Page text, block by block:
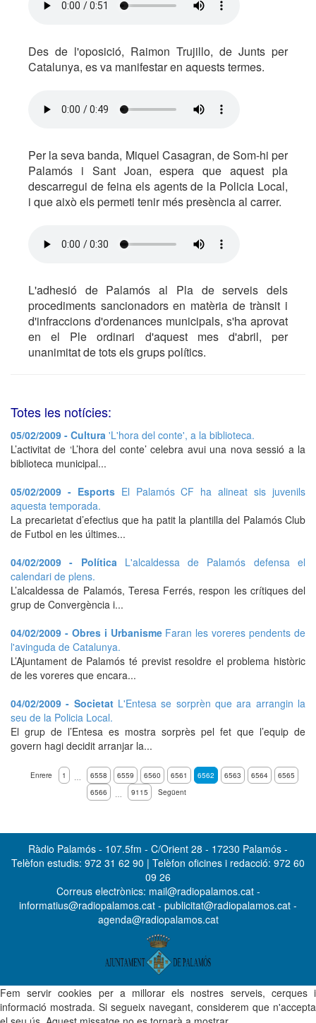
Des de l'oposició, Raimon Trujillo, de Junts per
Catalunya, es va manifestar en aquests termes.
Per la seva banda, Miquel Casagran, de Som-hi per
Palamós i Sant Joan, espera que aquest pla
descarregui de feina els agents de la Policia Local,
i que això els permeti tenir més presència al carrer.
L'adhesió de Palamós al Pla de serveis dels
procediments sancionadors en matèria de trànsit i
d'infraccions d'ordenances municipals, s'ha aprovat
en el Ple ordinari d'aquest mes d'abril, per
unanimitat de tots els grups polítics.
Totes les notícies:
05/02/2009 - Cultura 'L'hora del conte', a la biblioteca.
L’activitat de ‘L’hora del conte’ celebra avui una nova sessió a la
biblioteca municipal...
05/02/2009 - Esports El Palamós CF ha alineat sis juvenils
aquesta temporada.
La precarietat d’efectius que ha patit la plantilla del Palamós Club
de Futbol en les últimes...
04/02/2009 - Política L'alcaldessa de Palamós defensa el
calendari de plens.
L’alcaldessa de Palamós, Teresa Ferrés, respon les crítiques del
grup de Convergència i...
04/02/2009 - Obres i Urbanisme Faran les voreres pendents de
l'avinguda de Catalunya.
L’Ajuntament de Palamós té previst resoldre el problema històric
de les voreres que encara...
04/02/2009 - Societat L'Entesa se sorprèn que ara arrangin la
seu de la Policia Local.
El grup de l’Entesa es mostra sorprès pel fet que l’equip de
govern hagi decidit arranjar la...
Enrere 1 … 6558 6559 6560 6561 6562 6563 6564
6565
6566
… 9115 Següent
Ràdio Palamós - 107.5fm - C/Orient 28 - 17230 Palamós -
Telèfon estudis: 972 31 62 90 | Telèfon oficines i redacció: 972 60
09 26
Correus electrònics: mail@radiopalamos.cat -
informatius@radiopalamos.cat - publicitat@radiopalamos.cat -
agenda@radiopalamos.cat
Fem servir cookies per a millorar els nostres serveis, cerques i
informació mostrada. Si segueix navegant, considerem que n'accepta